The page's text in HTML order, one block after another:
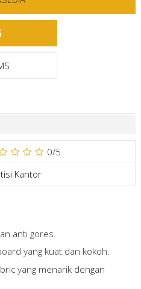
0/5
Kantor
anti gores.
yang kuat dan kokoh.
yang menarik dengan